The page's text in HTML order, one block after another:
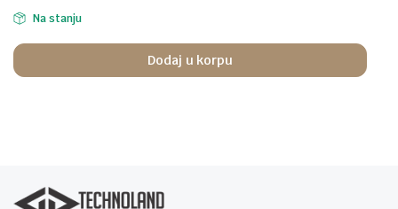
Na stanju
Dodaj u korpu